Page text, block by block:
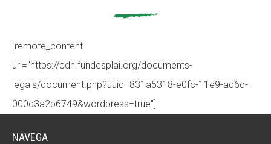
[remote_content
url="https://cdn.fundesplai.org/documents-
legals/document.php?uuid=831a5318-e0fc-11e9-ad6c-
000d3a2b6749&wordpress=true"]
NAVEGA
FORMACIÓ
CASES DE COLÒNIES
ACCIÓ SOCIAL I JOVES